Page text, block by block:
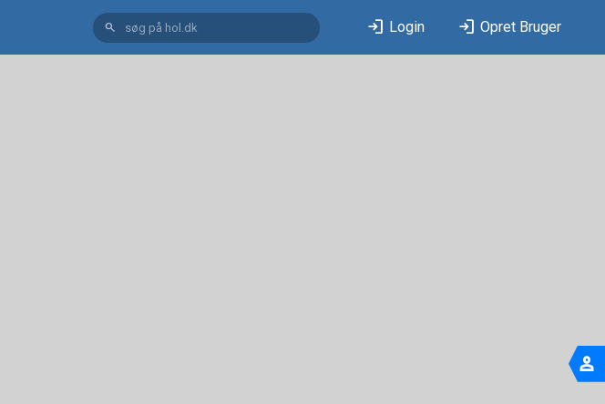
search login Login login Opret Bruger
person